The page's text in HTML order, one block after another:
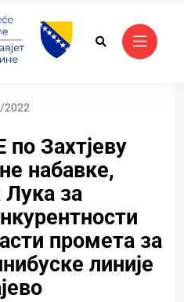
2022
Захтјеву
набавке,
за
промета за
линије